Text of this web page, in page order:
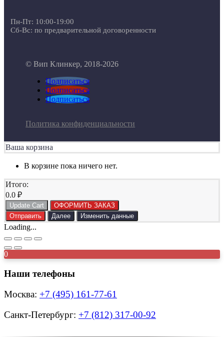
Пн-Пт: 10:00-19:00
Сб-Вс: по предварительной договоренности
© Вип Клинкер, 2018-2026
Подписаться
Подписаться
Подписаться
Политика конфиденциальности
Ваша корзина
В корзине пока ничего нет.
Итого:
0.0 ₽
Update Cart
ОФОРМИТЬ ЗАКАЗ
Отправить
Далее Изменить данные
Loading...
0
Наши телефоны
Москва: +7 (495) 161-77-61
Санкт-Петербург: +7 (812) 317-00-92